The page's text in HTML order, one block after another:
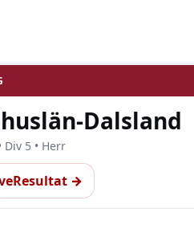
Dalsland
5 • Herr
→